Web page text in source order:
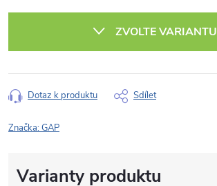
ZVOLTE VARIANTU
Dotaz k produktu Sdílet
Značka:GAP